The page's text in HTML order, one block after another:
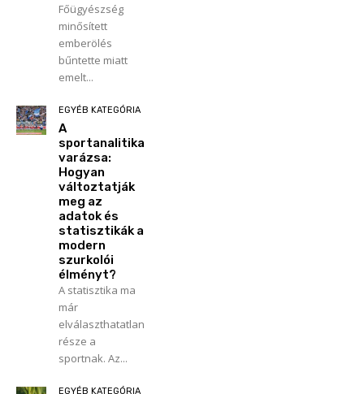
Főügyészség
minősített
emberölés
bűntette miatt
emelt...
EGYÉB KATEGÓRIA
A
sportanalitika
varázsa:
Hogyan
változtatják
meg az
adatok és
statisztikák a
modern
szurkolói
élményt?
A statisztika ma
már
elválaszthatatlan
része a
sportnak. Az...
EGYÉB KATEGÓRIA